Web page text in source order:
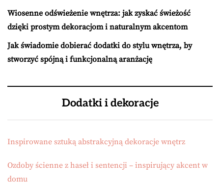
Wiosenne odświeżenie wnętrza: jak zyskać świeżość
dzięki prostym dekoracjom i naturalnym akcentom
Jak świadomie dobierać dodatki do stylu wnętrza, by
stworzyć spójną i funkcjonalną aranżację
Dodatki i dekoracje
Inspirowane sztuką abstrakcyjną dekoracje wnętrz
Ozdoby ścienne z haseł i sentencji – inspirujący akcent w
domu